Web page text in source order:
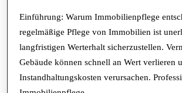
und
aus
Einführung: Warum Immobilienpflege
regelmäßige Pflege von Immobilien ist
langfristigen Werterhalt sicherzustellen.
Gebäude können schnell an Wert verlieren
Instandhaltungskosten verursachen.